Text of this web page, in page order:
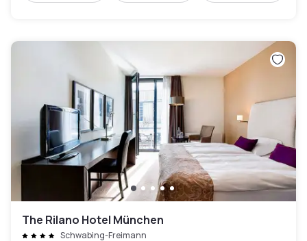
The Rilano Hotel München
Schwabing-Freimann